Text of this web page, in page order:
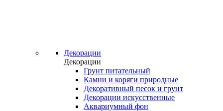
Декорации
Декорации
Грунт питательный
Камни и коряги природные
Декоративный песок и грунт
Декорации искусственные
Аквариумный фон